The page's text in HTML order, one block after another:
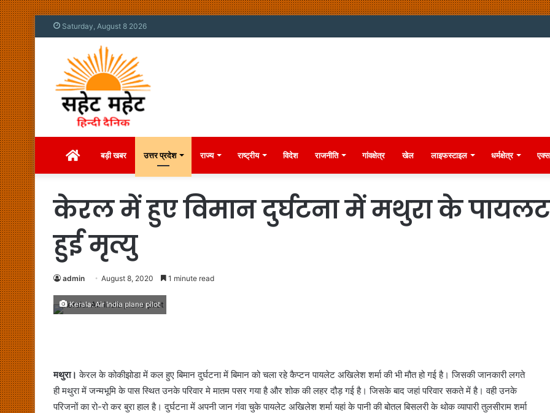
Saturday, August 8 2026
Homeबड़ी खबर उत्तर प्रदेश राज्य राष्ट्रीय विदेश राजनीति गांवक्षेत्र खेल लाइफस्टाइल धर्मक्षेत्र
केरल में हुए विमान दुर्घटना में मथुरा के
हुई मृत्यु
admin August 8, 2020 1 minute read
Kerala: Air India plane pilot
मथुरा। केरल के कोकीझोडा में कल हुए बिमान दुर्घटना में बिमान को चला रहे कैप्टन पायलेट अखिलेश शर्मा की भी मौत हो गई है। जिसकी जानकारी लगते
ही मथुरा में जन्मभूमि के पास स्थित उनके परिवार मे मातम पसर गया है और शोक की लहर दौड़ गई है। जिसके बाद जहां परिवार सकते में है। वही उनके
परिजनों का रो-रो कर बुरा हाल है। दुर्घटना में अपनी जान गंवा चुके पायलेट अखिलेश शर्मा यहां के पानी की बोतल बिसलरी के थोक व्यापारी तुलसीराम शर्मा